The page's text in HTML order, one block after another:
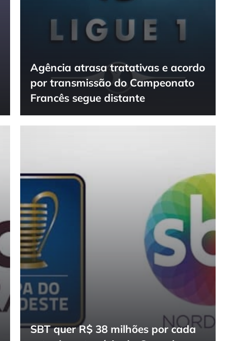
Agência atrasa tratativas e acordo
por transmissão do Campeonato
Francês segue distante
SBT quer R$ 38 milhões por cada